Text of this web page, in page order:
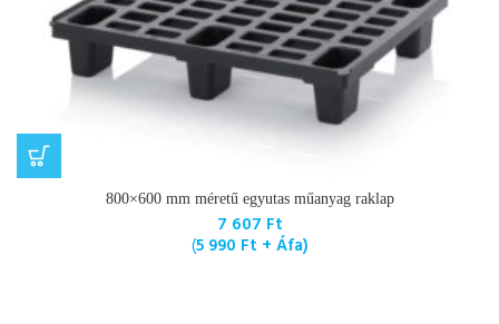
800×600 mm méretű egyutas műanyag raklap
7 607 Ft
(5 990 Ft + Áfa)